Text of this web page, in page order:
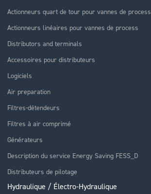
Actionneurs quart de tour pour vannes de process
Actionneurs linéaires pour vannes de process
Distributors and terminals
Accessoires pour distributeurs
Logiciels
Air preparation
Filtres-détendeurs
Filtres à air comprimé
Générateurs
Description du service Energy Saving FESS_D
Distributeurs de pilotage
Hydraulique / Électro-Hydraulique